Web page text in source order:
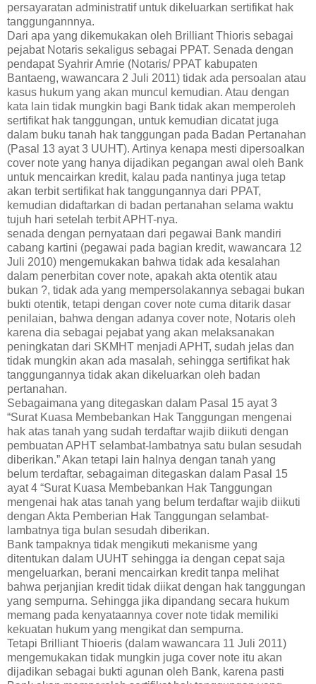
persayaratan administratif untuk dikeluarkan sertifikat hak
tanggungannnya.
Dari apa yang dikemukakan oleh Brilliant Thioris sebagai
pejabat Notaris sekaligus sebagai PPAT. Senada dengan
pendapat Syahrir Amrie (Notaris/ PPAT kabupaten
Bantaeng, wawancara 2 Juli 2011) tidak ada persoalan atau
kasus hukum yang akan muncul kemudian. Atau dengan
kata lain tidak mungkin bagi Bank tidak akan memperoleh
sertifikat hak tanggungan, untuk kemudian dicatat juga
dalam buku tanah hak tanggungan pada Badan Pertanahan
(Pasal 13 ayat 3 UUHT). Artinya kenapa mesti dipersoalkan
cover note yang hanya dijadikan pegangan awal oleh Bank
untuk mencairkan kredit, kalau pada nantinya juga tetap
akan terbit sertifikat hak tanggungannya dari PPAT,
kemudian didaftarkan di badan pertanahan selama waktu
tujuh hari setelah terbit APHT-nya.
senada dengan pernyataan dari pegawai Bank mandiri
cabang kartini (pegawai pada bagian kredit, wawancara 12
Juli 2010) mengemukakan bahwa tidak ada kesalahan
dalam penerbitan cover note, apakah akta otentik atau
bukan ?, tidak ada yang mempersolakannya sebagai bukan
bukti otentik, tetapi dengan cover note cuma ditarik dasar
penilaian, bahwa dengan adanya cover note, Notaris oleh
karena dia sebagai pejabat yang akan melaksanakan
peningkatan dari SKMHT menjadi APHT, sudah jelas dan
tidak mungkin akan ada masalah, sehingga sertifikat hak
tanggungannya tidak akan dikeluarkan oleh badan
pertanahan.
Sebagaimana yang ditegaskan dalam Pasal 15 ayat 3
“Surat Kuasa Membebankan Hak Tanggungan mengenai
hak atas tanah yang sudah terdaftar wajib diikuti dengan
pembuatan APHT selambat-lambatnya satu bulan sesudah
diberikan.” Akan tetapi lain halnya dengan tanah yang
belum terdaftar, sebagaiman ditegaskan dalam Pasal 15
ayat 4 “Surat Kuasa Membebankan Hak Tanggungan
mengenai hak atas tanah yang belum terdaftar wajib diikuti
dengan Akta Pemberian Hak Tanggungan selambat-
lambatnya tiga bulan sesudah diberikan.
Bank tampaknya tidak mengikuti mekanisme yang
ditentukan dalam UUHT sehingga ia dengan cepat saja
mengeluarkan, berani mencairkan kredit tanpa melihat
bahwa perjanjian kredit tidak diikat dengan hak tanggungan
yang sempurna. Sehingga jika dipandang secara hukum
memang pada kenyataannya cover note tidak memiliki
kekuatan hukum yang mengikat dan sempurna.
Tetapi Brilliant Thioeris (dalam wawancara 11 Juli 2011)
mengemukakan tidak mungkin juga cover note itu akan
dijadikan sebagai bukti agunan oleh Bank, karena pasti